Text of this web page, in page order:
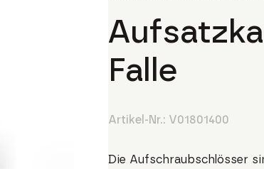
Falle
Artikel-Nr.: V01801400
Die Aufschraubschlösser